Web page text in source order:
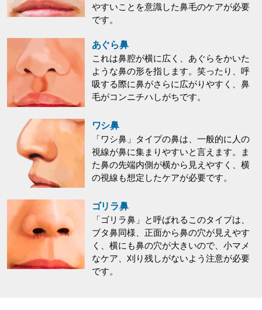
やすいことを意識した鼻毛のケアが必要
です。
あぐら鼻
これは鼻腔が横に広く、あぐらをかいた
ような鼻の形を指します。笑ったり、呼
吸する際に鼻がさらに広がりやすく、鼻
毛がコンニチハしがちです。
ワシ鼻
「ワシ鼻」タイプの鼻は、一般的に人の
視線が鼻に集まりやすいと言えます。ま
た鼻の先端内側が横から見えやすく、横
の視線も想定したケアが必要です。
ゴリラ鼻
「ゴリラ鼻」と呼ばれるこのタイプは、
ブタ鼻同様、正面から鼻の穴が見えやす
く、横にも鼻の穴が大きいので、小マメ
なケア、刈り残しがないよう注意が必要
です。